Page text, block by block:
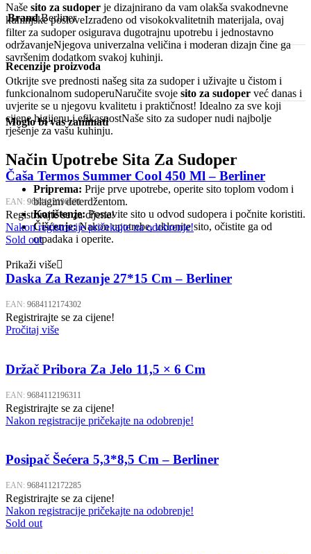
Naše sito za sudoper je dizajnirano da vam olakša svakodnevne
kuhinjske posloveIzrađeno od visokokvalitetnih materijala, ovaj
filter za sudoper osigurava dugotrajnu upotrebu i jednostavno
održavanjeNjegova univerzalna veličina i moderan dizajn čine ga
savršenim dodatkom svakoj kuhinji.
Otkrijte sve prednosti našeg sita za sudoper i uživajte u čistom i
funkcionalnom sudoperuNaručite svoje sito za sudoper već danas i
uvjerite se u njegovu kvalitetu i praktičnost! Idealno za sve koji
cijene higijenu i efikasnostNaše sito za sudoper nudi najbolje
rješenje za vašu kuhinju.
Način Upotrebe Sita Za Sudoper
Priprema: Prije prve upotrebe, operite sito toplom vodom i
blagim deterdžentom.
Korištenje:Postavite sito u odvod sudopera i počnite koristiti.
Čišćenje:Nakon upotrebe, uklonite sito, očistite ga od
otpadaka i operite.
Prikaži više
Brand Berliner
Recenzije proizvoda
Moglo bi vas zanimati
Čaša Termos Summer Cool 450 Ml – Berliner
EAN: 9684112196601
Registrirajte se za cijene!
Nakon registracije pričekajte na odobrenje!
Sold out
Daska Za Rezanje 27*15 Cm – Berliner
EAN: 9684112174302
Registrirajte se za cijene!
Pročitaj više
Držač Pribora Za Jelo 11,5 × 6 Cm
EAN: 9684112196311
Registrirajte se za cijene!
Nakon registracije pričekajte na odobrenje!
Posipač Šećera 5,3*8,5 Cm – Berliner
EAN: 9684112172285
Registrirajte se za cijene!
Nakon registracije pričekajte na odobrenje!
Sold out